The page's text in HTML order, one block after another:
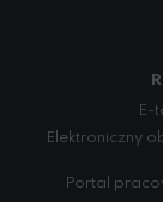
E-
Elektroniczny
Portal